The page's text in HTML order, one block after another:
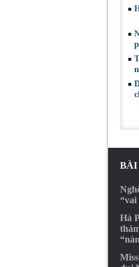
BÀI
“vai
Hà